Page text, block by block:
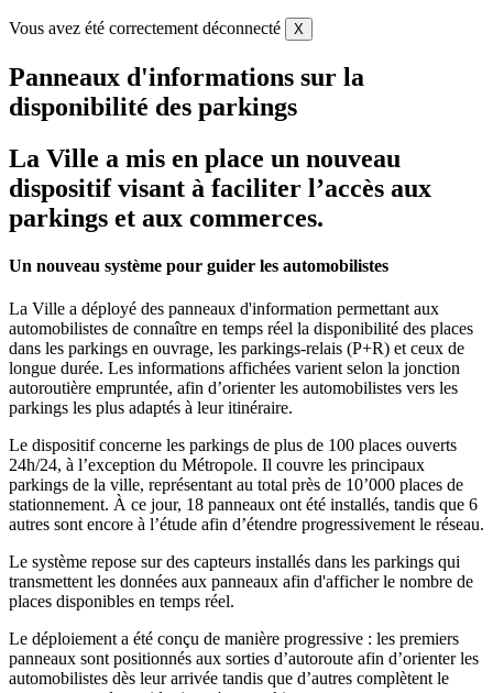
Vous avez été correctement déconnecté X
Panneaux d'informations sur la
disponibilité des parkings
La Ville a mis en place un nouveau
dispositif visant à faciliter l’accès aux
parkings et aux commerces.
Un nouveau système pour guider les automobilistes
La Ville a déployé des panneaux d'information permettant aux
automobilistes de connaître en temps réel la disponibilité des places
dans les parkings en ouvrage, les parkings-relais (P+R) et ceux de
longue durée. Les informations affichées varient selon la jonction
autoroutière empruntée, afin d’orienter les automobilistes vers les
parkings les plus adaptés à leur itinéraire.
Le dispositif concerne les parkings de plus de 100 places ouverts
24h/24, à l’exception du Métropole. Il couvre les principaux
parkings de la ville, représentant au total près de 10’000 places de
stationnement. À ce jour, 18 panneaux ont été installés, tandis que 6
autres sont encore à l’étude afin d’étendre progressivement le réseau.
Le système repose sur des capteurs installés dans les parkings qui
transmettent les données aux panneaux afin d'afficher le nombre de
places disponibles en temps réel.
Le déploiement a été conçu de manière progressive : les premiers
panneaux sont positionnés aux sorties d’autoroute afin d’orienter les
automobilistes dès leur arrivée tandis que d’autres complètent le